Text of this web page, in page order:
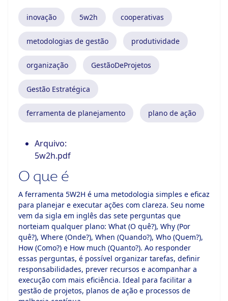
inovação 5w2h cooperativas
metodologias de gestão produtividade
organização GestãoDeProjetos
Gestão Estratégica
ferramenta de planejamento plano de ação
Arquivo:
5w2h.pdf
O que é
A ferramenta 5W2H é uma metodologia simples e eficaz
para planejar e executar ações com clareza. Seu nome
vem da sigla em inglês das sete perguntas que
norteiam qualquer plano: What (O quê?), Why (Por
quê?), Where (Onde?), When (Quando?), Who (Quem?),
How (Como?) e How much (Quanto?). Ao responder
essas perguntas, é possível organizar tarefas, definir
responsabilidades, prever recursos e acompanhar a
execução com mais eficiência. Ideal para facilitar a
gestão de projetos, planos de ação e processos de